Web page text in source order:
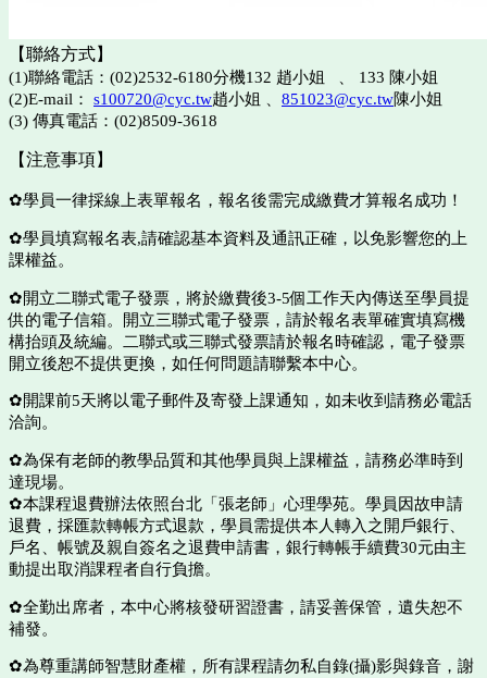
【聯絡方式】
(1)聯絡電話：(02)2532-6180分機132 趙小姐 、 133 陳小姐
(2)E-mail： s100720@cyc.tw趙小姐 、 851023@cyc.tw陳小姐
(3) 傳真電話：(02)8509-3618
【注意事項】
✿學員一律採線上表單報名，報名後需完成繳費才算報名成功！
✿學員填寫報名表,請確認基本資料及通訊正確，以免影響您的上
課權益。
✿開立二聯式電子發票，將於繳費後3-5個工作天內傳送至學員提
供的電子信箱。開立三聯式電子發票，請於報名表單確實填寫機
構抬頭及統編。二聯式或三聯式發票請於報名時確認，電子發票
開立後恕不提供更換，如任何問題請聯繫本中心。
✿開課前5天將以電子郵件及寄發上課通知，如未收到請務必電話
洽詢。
✿為保有老師的教學品質和其他學員與上課權益，請務必準時到
達現場。
✿本課程退費辦法依照台北「張老師」心理學苑。學員因故申請
退費，採匯款轉帳方式退款，學員需提供本人轉入之開戶銀行、
戶名、帳號及親自簽名之退費申請書，銀行轉帳手續費30元由主
動提出取消課程者自行負擔。
✿全勤出席者，本中心將核發研習證書，請妥善保管，遺失恕不
補發。
✿為尊重講師智慧財產權，所有課程請勿私自錄(攝)影與錄音，謝